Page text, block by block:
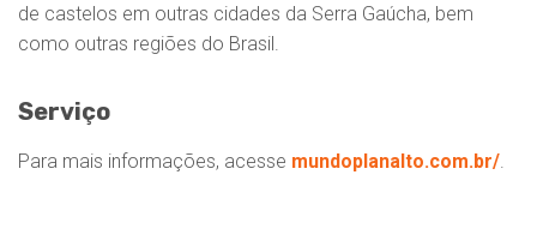
de castelos em outras cidades da Serra Gaúcha, bem
como outras regiões do Brasil.
Serviço
Para mais informações, acesse mundoplanalto.com.br/.